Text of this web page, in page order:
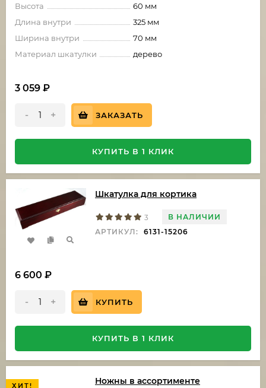
Высота
60 мм
Длина внутри
325 мм
Ширина внутри
70 мм
Материал шкатулки
дерево
3 059 ₽
- + ЗАКАЗАТЬ
КУПИТЬ В 1 КЛИК
Шкатулка для кортика
3
В НАЛИЧИИ
АРТИКУЛ:
6131-15206
6 600 ₽
- + КУПИТЬ
КУПИТЬ В 1 КЛИК
ХИТ! Ножны в ассортименте